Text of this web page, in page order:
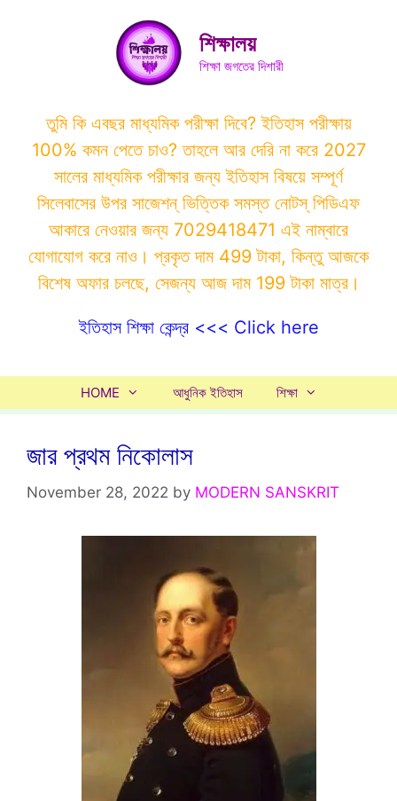
শিক্ষালয়
শিক্ষা জগতের দিশারী
তুমি কি এবছর মাধ্যমিক পরীক্ষা দিবে? ইতিহাস পরীক্ষায়
100% কমন পেতে চাও? তাহলে আর দেরি না করে 2027
সালের মাধ্যমিক পরীক্ষার জন্য ইতিহাস বিষয়ে সম্পূর্ণ
সিলেবাসের উপর সাজেশন্ ভিত্তিক সমস্ত নোটস্ পিডিএফ
আকারে নেওয়ার জন্য 7029418471 এই নাম্বারে
যোগাযোগ করে নাও। প্রকৃত দাম 499 টাকা, কিন্তু আজকে
বিশেষ অফার চলছে, সেজন্য আজ দাম 199 টাকা মাত্র।
ইতিহাস শিক্ষা কেন্দ্র <<< Click here
HOME আধুনিক ইতিহাস শিক্ষা
জার প্রথম নিকোলাস
November 28, 2022 by MODERN SANSKRIT